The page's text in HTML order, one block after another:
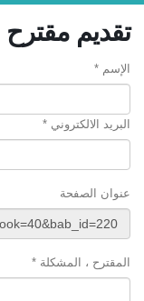
تقديم مقترح
الإسم *
البريد الالكتروني *
عنوان الصفحة
المقترح ، المشكلة *